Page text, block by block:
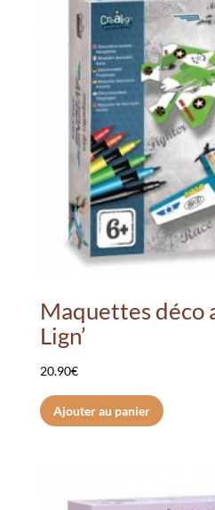
Maquettes déco
Lign’
20.90€
Ajouter au panier